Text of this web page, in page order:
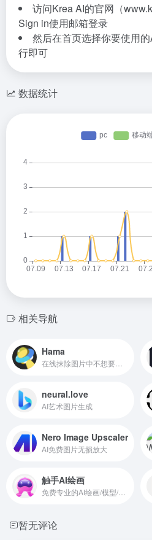
访问Krea AI的官网（
Sign in使用邮箱登录
然后在首页选择你要使用
行即可
数据统计
相关导航
Hama
neural.love
AI艺术图片生成
Nero Image Upscaler
AI免费图片无损放大
触手AI绘画
免费专业的AI绘画/模型/分享平台
暂无评论